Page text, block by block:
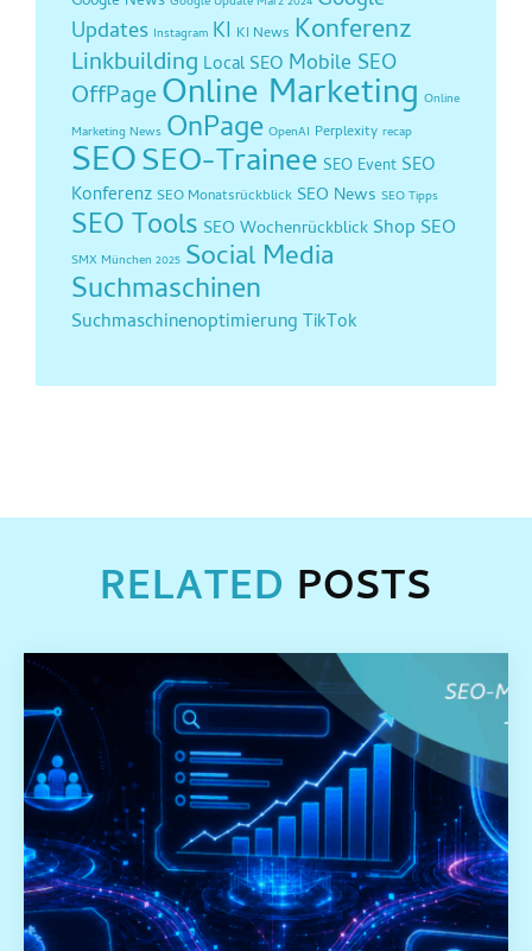
Updates Instagram KI KI News Konferenz
Linkbuilding Local SEO Mobile SEO
OffPageOnline Marketing Online
Marketing News OnPage OpenAI Perplexity recap
SEOSEO-Trainee SEO Event SEO
Konferenz SEO Monatsrückblick SEO News SEO Tipps
SEO Tools SEO Wochenrückblick Shop SEO
SMX München 2025 Social Media
Suchmaschinen
Suchmaschinenoptimierung TikTok
RELATED POSTS